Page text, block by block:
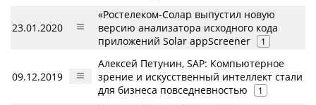
23.01.2020
«Ростелеком-Солар выпустил новую
версию анализатора исходного кода
приложений Solar appScreener
1
09.12.2019
Алексей Петунин, SAP: Компьютерное
зрение и искусственный интеллект стали
для бизнеса повседневностью
1